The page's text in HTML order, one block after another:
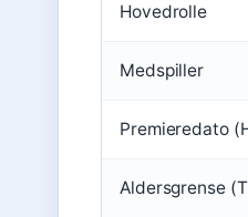
Hovedrolle
Medspiller
Premieredato
Aldersgrense